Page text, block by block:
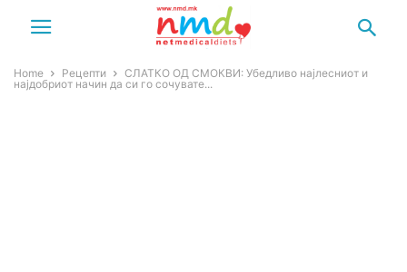
Home Рецепти
СЛАТКО ОД СМОКВИ: Убедливо најлесниот и
најдобриот начин да си го сочувате...